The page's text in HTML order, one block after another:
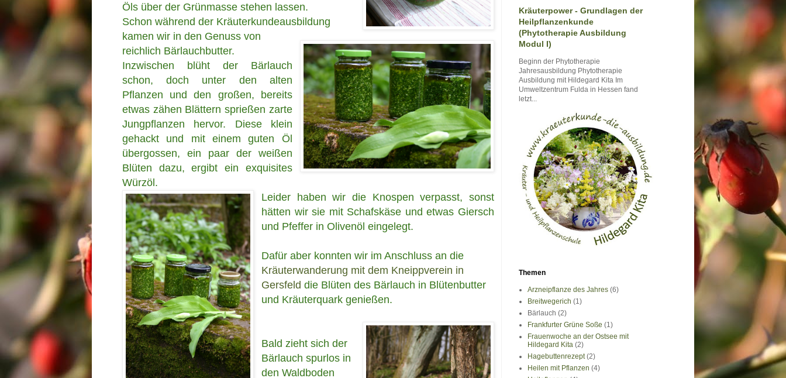
Öls über der Grünmasse stehen lassen.
Schon während der Kräuterkundeausbildung
kamen wir in den Genuss von
reichlich Bärlauchbutter.
Inzwischen blüht der Bärlauch
schon, doch unter den alten
Pflanzen und den großen, bereits
etwas zähen Blättern sprießen zarte
Jungpflanzen hervor. Diese klein
gehackt und mit einem guten Öl
übergossen, ein paar der weißen
Blüten dazu, ergibt ein exquisites
Würzöl.
Leider haben wir die Knospen verpasst, sonst
hätten wir sie mit Schafskäse und etwas Giersch
und Pfeffer in Olivenöl eingelegt.
Dafür aber konnten wir im Anschluss an die
Kräuterwanderung mit dem Kneippverein in
Gersfeld die Blüten des Bärlauch in Blütenbutter
und Kräuterquark genießen.
Bald zieht sich der
Bärlauch spurlos in
den Waldboden
Kräuterpower - Grundlagen der
Heilpflanzenkunde
(Phytotherapie Ausbildung
Modul I)
Beginn der Phytotherapie
Jahresausbildung Phytotherapie
Ausbildung mit Hildegard Kita Im
Umweltzentrum Fulda in Hessen fand
letzt...
Themen
Arzneipflanze des Jahres (6)
Breitwegerich (1)
Bärlauch (2)
Frankfurter Grüne Soße (1)
Frauenwoche an der Ostsee mit
Hildegard Kita (2)
Hagebuttenrezept (2)
Heilen mit Pflanzen (4)